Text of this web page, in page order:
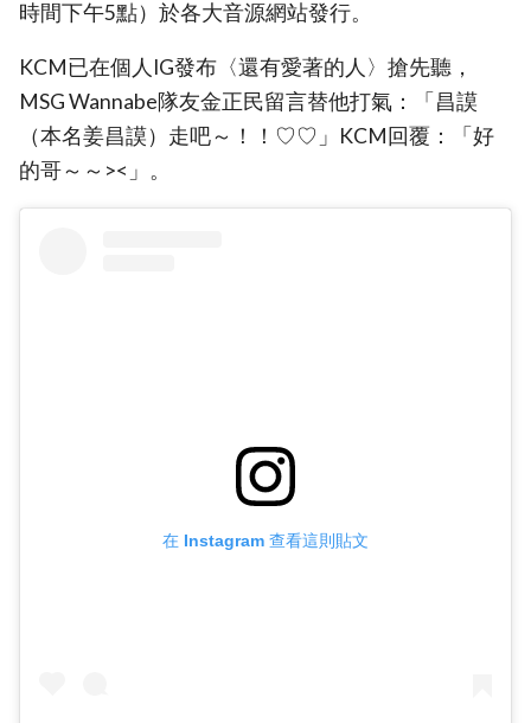
時間下午5點）於各大音源網站發行。
KCM已在個人IG發布〈還有愛著的人〉搶先聽，
MSG Wannabe隊友金正民留言替他打氣：「昌謨
（本名姜昌謨）走吧～！！♡♡」KCM回覆：「好
的哥～～><」。
在 Instagram 查看這則貼文